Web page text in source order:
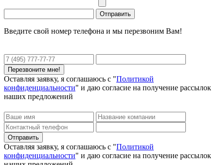
Введите свой номер телефона и мы перезвоним Вам!
Оставляя заявку, я соглашаюсь с "Политикой
конфиденциальности" и даю согласие на получение рассылок
наших предложений
Оставляя заявку, я соглашаюсь с "Политикой
конфиденциальности" и даю согласие на получение рассылок